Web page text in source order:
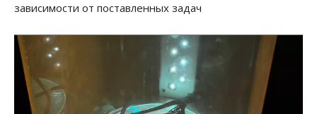
зависимости от поставленных задач